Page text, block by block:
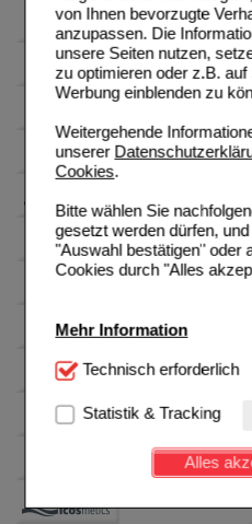
von Ihnen bevorzugte
anzupassen. Die
unsere Seiten nutzen,
zu optimieren oder z.B.
Werbung einblenden zu
Weitergehende
unserer
Cookies.
Bitte wählen Sie
gesetzt werden dürfen,
"Auswahl bestätigen" oder
Cookies durch "Alles
Mehr Information
Technisch Notwendig:
Website notwendig sind
Kundenkonto), weshalb auf
werden kann.
Einkaufserlebnis noch
Technisch erforderlich
Statistik & Tracking
Alles